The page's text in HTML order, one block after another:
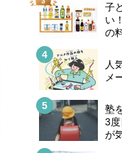
子
い
の
人
メ
塾
3
が